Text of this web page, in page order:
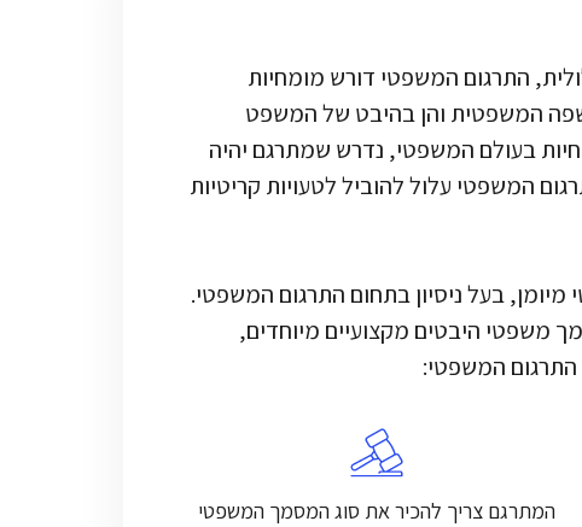
התרגום המשפטי דורש מומחיות
המשפטית והן בהיבט של המשפט
בעולם המשפטי, נדרש שמתרגם יהיה
המשפטי עלול להוביל לטעויות קריטיות
בעל ניסיון בתחום התרגום המשפטי.
משפטי היבטים מקצועיים מיוחדים,
התרגום המשפטי:
המתרגם צריך להכיר את סוג המסמך המשפטי